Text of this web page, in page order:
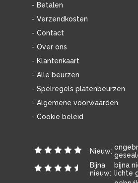
- Betalen
- Verzendkosten
- Contact
- Over ons
- Klantenkaart
- Alle beurzen
- Spelregels platenbeurzen
- Algemene voorwaarden
- Cookie beleid
Nieuw:
Bijna
nieuw:
bijna
lichte